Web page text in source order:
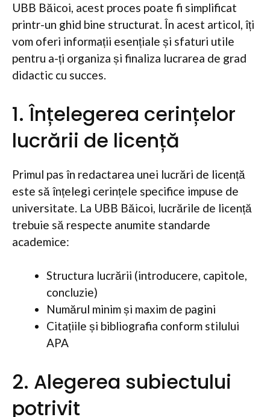
UBB Băicoi, acest proces poate fi simplificat
printr-un ghid bine structurat. În acest articol, îți
vom oferi informații esențiale și sfaturi utile
pentru a-ți organiza și finaliza lucrarea de grad
didactic cu succes.
1. Înțelegerea cerințelor
lucrării de licență
Primul pas în redactarea unei lucrări de licență
este să înțelegi cerințele specifice impuse de
universitate. La UBB Băicoi, lucrările de licență
trebuie să respecte anumite standarde
academice:
Structura lucrării (introducere, capitole,
concluzie)
Numărul minim și maxim de pagini
Citațiile și bibliografia conform stilului
APA
2. Alegerea subiectului
potrivit